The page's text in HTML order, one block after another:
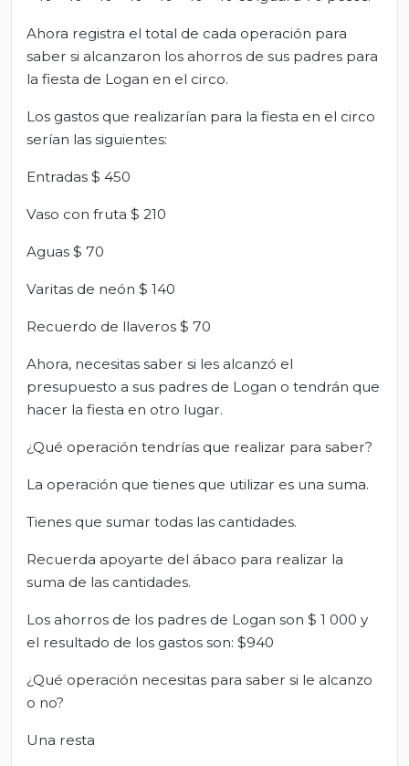
Ahora registra el total de cada operación para
saber si alcanzaron los ahorros de sus padres para
la fiesta de Logan en el circo.
Los gastos que realizarían para la fiesta en el circo
serían las siguientes:
Entradas $ 450
Vaso con fruta $ 210
Aguas $ 70
Varitas de neón $ 140
Recuerdo de llaveros $ 70
Ahora, necesitas saber si les alcanzó el
presupuesto a sus padres de Logan o tendrán que
hacer la fiesta en otro lugar.
¿Qué operación tendrías que realizar para saber?
La operación que tienes que utilizar es una suma.
Tienes que sumar todas las cantidades.
Recuerda apoyarte del ábaco para realizar la
suma de las cantidades.
Los ahorros de los padres de Logan son $ 1 000 y
el resultado de los gastos son: $940
¿Qué operación necesitas para saber si le alcanzo
o no?
Una resta